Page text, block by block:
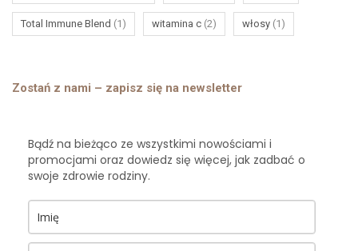
Total Immune Blend (1) witamina c (2) włosy (1)
Zostań z nami – zapisz się na newsletter
Bądź na bieżąco ze wszystkimi nowościami i
promocjami oraz dowiedz się więcej, jak zadbać o
swoje zdrowie rodziny.